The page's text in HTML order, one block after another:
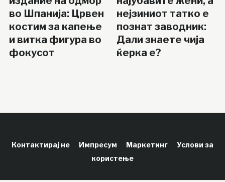
во Шпанија: Црвен
костим за капење
и витка фигура во
фокусот
нејзиниот татко е
познат заводник:
Дали знаете чија
ќерка е?
Контактирај не Импресум Маркетинг
Услови за
користење